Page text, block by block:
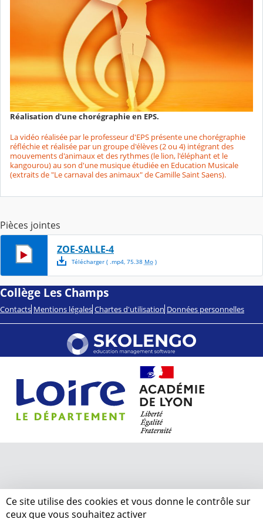
Réalisation d'une chorégraphie en EPS.
La vidéo réalisée par le professeur d'EPS présente une chorégraphie
réfléchie et réalisée par un groupe d'élèves (2 ou 4) intégrant des
mouvements d'animaux et des rythmes (le lion, l'éléphant et le
kangourou) au son d'une musique étudiée en Education Musicale
(extraits de "Le carnaval des animaux" de Camille Saint Saens).
Pièces jointes
ZOE-SALLE-4
Télécharger( .mp4, 75.38 Mo)
Collège Les Champs
Contacts Mentions légales Chartes d'utilisation Données personnelles
Ce site utilise des cookies et vous donne le contrôle sur
ceux que vous souhaitez activer